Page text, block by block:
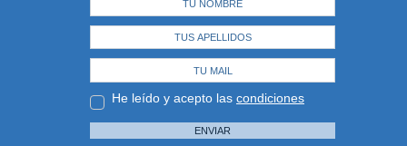
He leído y acepto las condiciones
ENVIAR